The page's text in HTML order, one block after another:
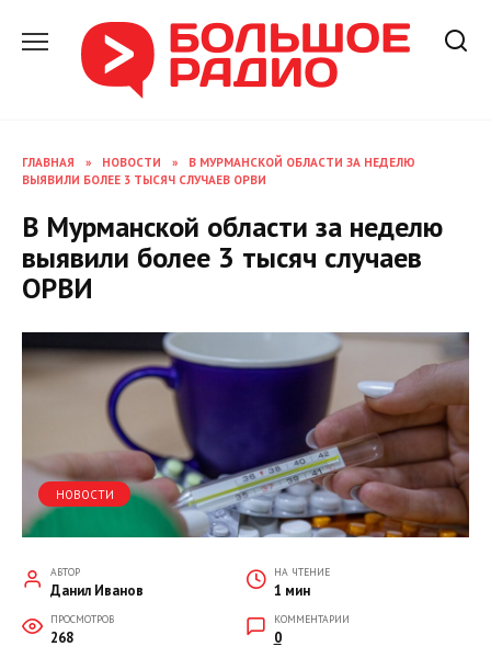
содержанию
ГЛАВНАЯ » НОВОСТИ »
В МУРМАНСКОЙ ОБЛАСТИ ЗА НЕДЕЛЮ
ВЫЯВИЛИ БОЛЕЕ 3 ТЫСЯЧ СЛУЧАЕВ ОРВИ
В Мурманской области за неделю
выявили более 3 тысяч случаев
ОРВИ
НОВОСТИ
АВТОР
Данил Иванов
НА ЧТЕНИЕ
1 мин
ПРОСМОТРОВ
268
КОММЕНТАРИИ
0